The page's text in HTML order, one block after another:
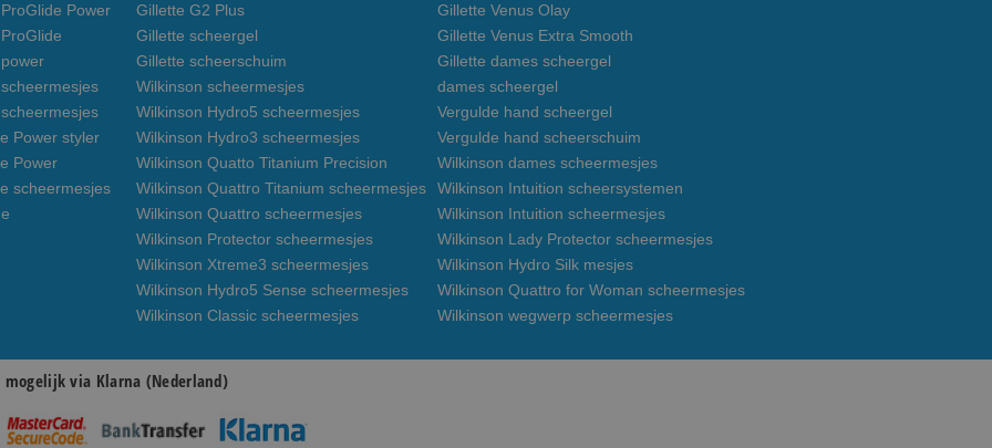
Power
Power styler
Power
scheermesjes
Gillette G2 Plus
Gillette scheergel
Gillette scheerschuim
Wilkinson scheermesjes
Wilkinson Hydro5 scheermesjes
Wilkinson Hydro3 scheermesjes
Wilkinson Quatto Titanium Precision
Wilkinson Quattro Titanium scheermesjes
Wilkinson Quattro scheermesjes
Wilkinson Protector scheermesjes
Wilkinson Xtreme3 scheermesjes
Wilkinson Hydro5 Sense scheermesjes
Wilkinson Classic scheermesjes
Gillette Venus Olay
Gillette Venus Extra Smooth
Gillette dames scheergel
dames scheergel
Vergulde hand scheergel
Vergulde hand scheerschuim
Wilkinson dames scheermesjes
Wilkinson Intuition scheersystemen
Wilkinson Intuition scheermesjes
Wilkinson Lady Protector scheermesjes
Wilkinson Hydro Silk mesjes
Wilkinson Quattro for Woman scheermesjes
Wilkinson wegwerp scheermesjes
mogelijk via Klarna (Nederland)